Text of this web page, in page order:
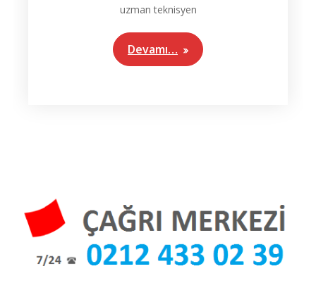
uzman teknisyen
Devamı…